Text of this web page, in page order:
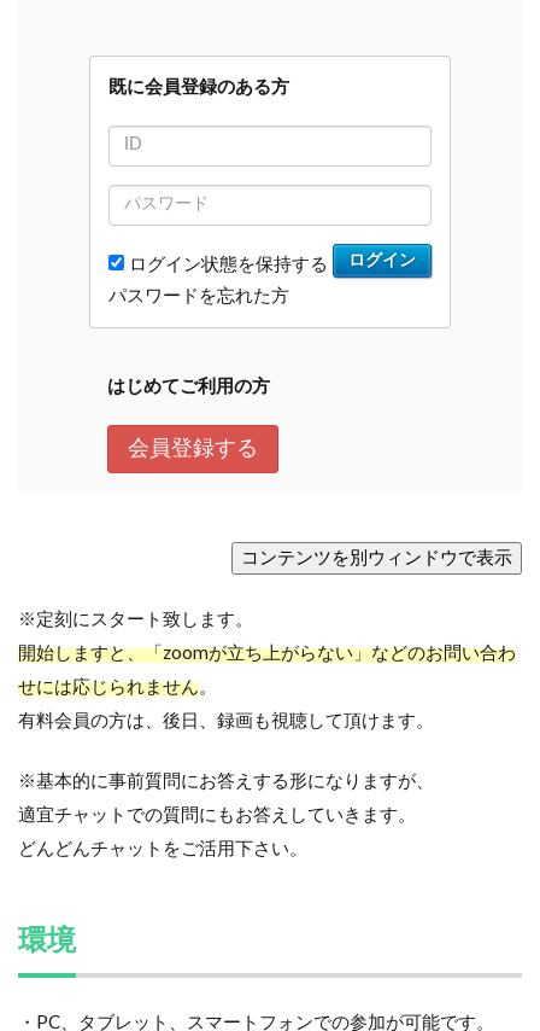
※定刻にスタート致します。
開始しますと、「zoomが立ち上がらない」などのお問い合わ
せには応じられません。
有料会員の方は、後日、録画も視聴して頂けます。
※基本的に事前質問にお答えする形になりますが、
適宜チャットでの質問にもお答えしていきます。
どんどんチャットをご活用下さい。
環境
・PC、タブレット、スマートフォンでの参加が可能です。